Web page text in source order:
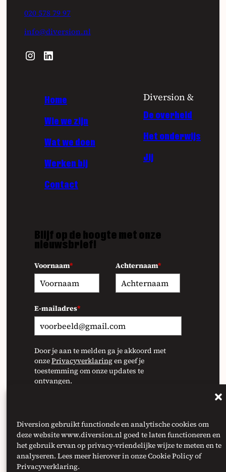
Diversion gebruikt functionele en analytische cookies om
deze website www.diversion.nl goed te laten functioneren en
het gebruik ervan op privacy-vriendelijke wijze te meten en te
analyseren. Lees meer hierover in onze Cookie Policy of
Privacyverklaring.
020 578 79 97
info@diversion.nl
Home
Wie we zijn
Wat we doen
Werken bij
Contact
Diversion &
De overheid
Het onderwijs
Jij
Blijf op de hoogte met onze
nieuwsbrief!
Voornaam* Achternaam*
E-mailadres*
Door je aan te melden ga je akkoord met
onzePrivacyverklaringen geef je
toestemming om onze updates te
ontvangen.